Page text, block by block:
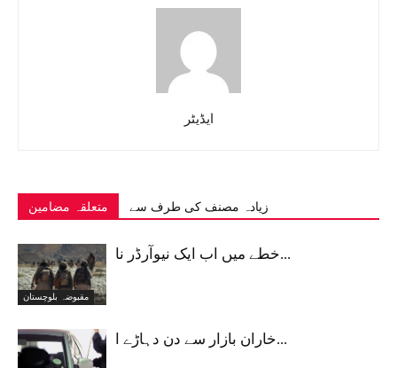
ایڈیٹر
متعلقہ مضامین زیادہ مصنف کی طرف سے
مقبوضہ بلوچستان
خطے میں اب ایک نیوآرڈر نا...
خاران بازار سے دن دہاڑے ا...